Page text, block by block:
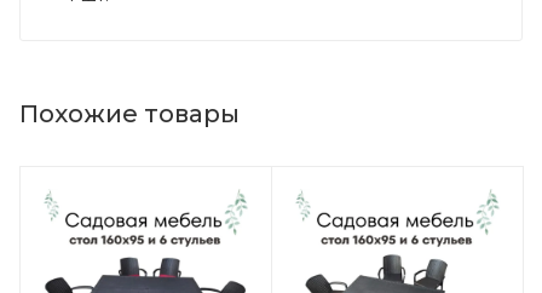
Похожие товары